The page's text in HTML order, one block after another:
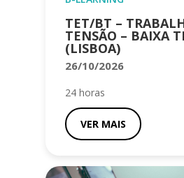
TET/BT –
TENSÃO – BAIXA
(LISBOA)
26/10/2026
24 horas
VER MAIS